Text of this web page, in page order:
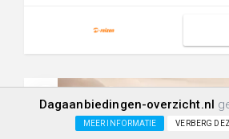
Dagaanbiedingen-overzicht.nl
MEER INFORMATIE VERBERG